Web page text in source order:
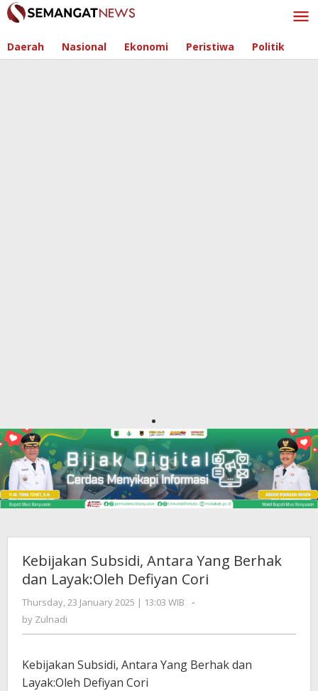
Skip
to
Daerah Nasional Ekonomi Peristiwa Politik
Kebijakan Subsidi, Antara Yang Berhak
dan Layak:Oleh Defiyan Cori
Thursday, 23 January 2025 | 13:03 WIB
by
-
by Zulnadi
Kebijakan Subsidi, Antara Yang Berhak dan
Layak:Oleh Defiyan Cori